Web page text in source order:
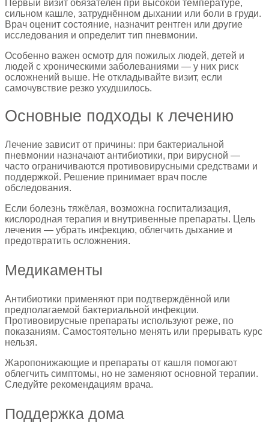
Первый визит обязателен при высокой температуре,
сильном кашле, затруднённом дыхании или боли в груди.
Врач оценит состояние, назначит рентген или другие
исследования и определит тип пневмонии.
Особенно важен осмотр для пожилых людей, детей и
людей с хроническими заболеваниями — у них риск
осложнений выше. Не откладывайте визит, если
самочувствие резко ухудшилось.
Основные подходы к лечению
Лечение зависит от причины: при бактериальной
пневмонии назначают антибиотики, при вирусной —
часто ограничиваются противовирусными средствами и
поддержкой. Решение принимает врач после
обследования.
Если болезнь тяжёлая, возможна госпитализация,
кислородная терапия и внутривенные препараты. Цель
лечения — убрать инфекцию, облегчить дыхание и
предотвратить осложнения.
Медикаменты
Антибиотики применяют при подтверждённой или
предполагаемой бактериальной инфекции.
Противовирусные препараты используют реже, по
показаниям. Самостоятельно менять или прерывать курс
нельзя.
Жаропонижающие и препараты от кашля помогают
облегчить симптомы, но не заменяют основной терапии.
Следуйте рекомендациям врача.
Поддержка дома